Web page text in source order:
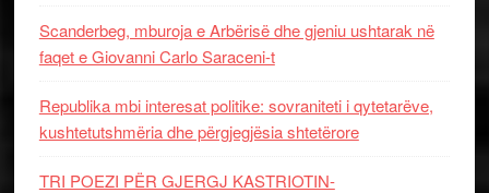
Scanderbeg, mburoja e Arbërisë dhe gjeniu ushtarak në
faqet e Giovanni Carlo Saraceni-t
Republika mbi interesat politike: sovraniteti i qytetarëve,
kushtetutshmëria dhe përgjegjësia shtetërore
TRI POEZI PËR GJERGJ KASTRIOTIN-